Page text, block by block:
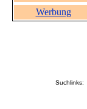
Werbung
Suchlinks: